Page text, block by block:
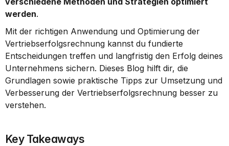
werden.
Mit der richtigen Anwendung und Optimierung der
Vertriebserfolgsrechnung kannst du fundierte
Entscheidungen treffen und langfristig den Erfolg deines
Unternehmens sichern. Dieses Blog hilft dir, die
Grundlagen sowie praktische Tipps zur Umsetzung und
Verbesserung der Vertriebserfolgsrechnung besser zu
verstehen.
Key Takeaways